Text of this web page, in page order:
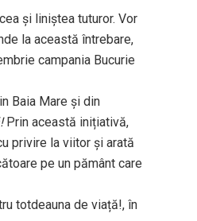
și liniștea tuturor. Vor
la această întrebare,
campania Bucurie
Baia Mare și din
Prin această inițiativă,
privire la viitor și arată
pe un pământ care
totdeauna de viață!, în